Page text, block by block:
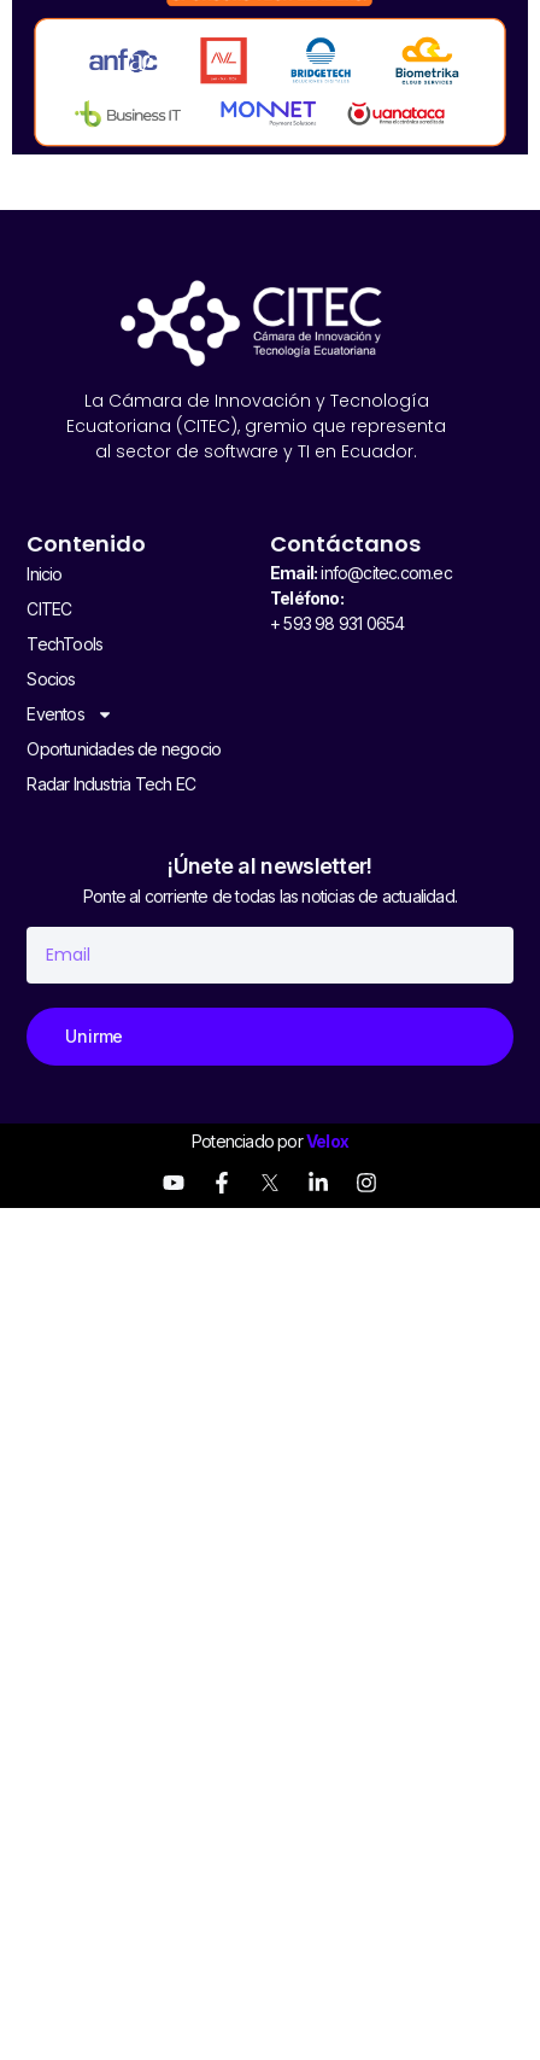
La Cámara de Innovación y Tecnología
Ecuatoriana (CITEC), gremio que representa
al sector de software y TI en Ecuador.
Contenido
Inicio
CITEC
TechTools
Socios
Eventos
Oportunidades de negocio
Radar Industria Tech EC
Contáctanos
Email:info@citec.com.ec
Teléfono:
+ 593 98 931 0654
¡Únete al newsletter!
Ponte al corriente de todas las noticias de actualidad.
Unirme
Potenciado porVelox